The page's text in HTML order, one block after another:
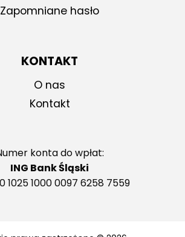
Zapomniane hasło
KONTAKT
O nas
Kontakt
konta do wpłat:
ING Bank Śląski
1025 1000 0097 6258 7559